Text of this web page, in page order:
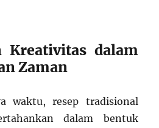
Kreativitas dalam
Zaman
waktu, resep tradisional
dalam bentuk